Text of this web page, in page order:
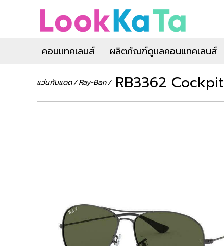
คอนแทคเลนส์ ผลิตภัณฑ์ดูแลคอนแทคเลนส์
แว่นกันแดด/Ray-Ban/ RB3362 Cockpit